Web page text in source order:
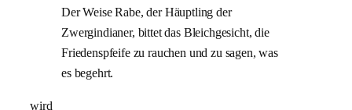
Der Weise Rabe, der Häuptling der
Zwergindianer, bittet das Bleichgesicht, die
Friedenspfeife zu rauchen und zu sagen, was
es begehrt.
wird